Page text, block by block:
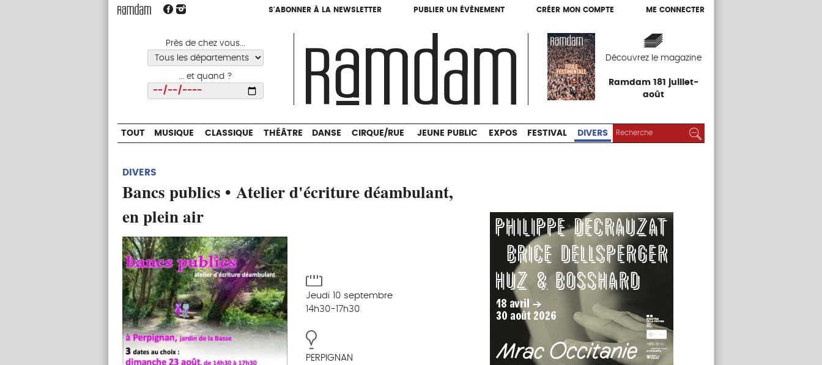
S'ABONNER À LA NEWSLETTER PUBLIER UN ÉVÈNEMENT CRÉER MON COMPTE ME CONNECTER
Près de chez vous...
... et quand ?
Découvrez le magazine
Ramdam 181 juillet-
août
S'ABONNER À LA NEWSLETTER PUBLIER UN ÉVÈNEMENT CRÉER MON COMPTE ME CONNECTER
CIRQUE/RUE JEUNE PUBLIC EXPOS
TOUT MUSIQUE CLASSIQUE THÉÂTRE DANSE CIRQUE/RUE JEUNE PUBLIC EXPOS FESTIVAL DIVERS RECHERCHER :
DIVERS
Bancs publics • Atelier d'écriture déambulant,
en plein air
Jeudi 10 septembre
14h30-17h30
PERPIGNAN